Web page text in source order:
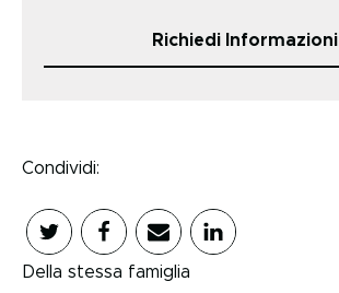
Richiedi Informazioni
Condividi:
Della stessa famiglia